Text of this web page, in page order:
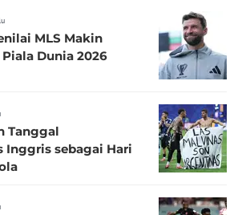
MLS Makin
Dunia 2026
Tanggal
Inggris sebagai Hari